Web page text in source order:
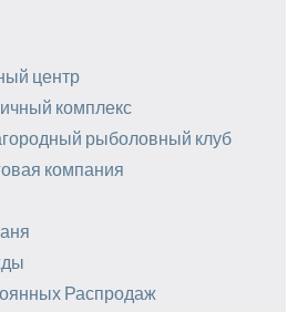
центр
комплекс
рыболовный клуб
компания
Распродаж